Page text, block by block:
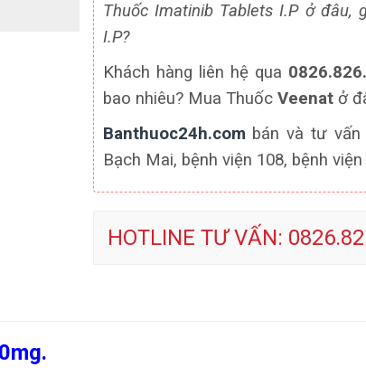
Thuốc Imatinib Tablets I.P ở đâu,
I.P?
Khách hàng liên hệ qua
bao nhiêu? Mua Thuốc Veenatở
Banthuoc24h.com bán và tư
Bạch Mai, bệnh viện 108, bệnh
HOTLINE TƯ VẤN: